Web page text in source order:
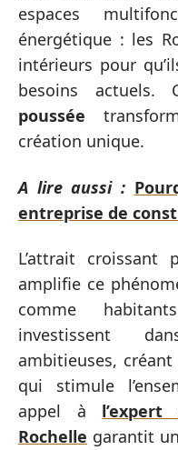
espaces
énergétique : les
intérieurs pour
besoins actuels.
poussée
création unique.
A lire aussi :
entreprise de
L’attrait
amplifie ce
comme
investissent
ambitieuses,
qui stimule
appel à
Rochelle garantit